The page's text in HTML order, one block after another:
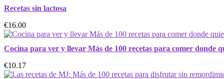
Recetas sin lactosa
€16.00
Cocina para ver y llevar Más de 100 recetas para comer donde
€10.17